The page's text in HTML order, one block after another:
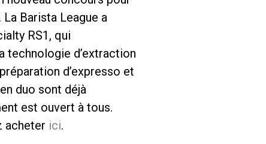
Barista League a
RS1, qui
technologie d’extraction
d’expresso et
duo sont déjà
est ouvert à tous.
acheter ici.